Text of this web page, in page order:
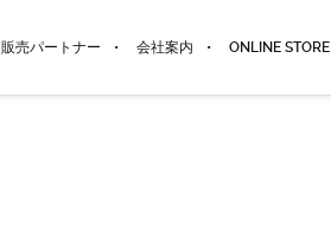
販売パートナー 会社案内 ONLINE STORE